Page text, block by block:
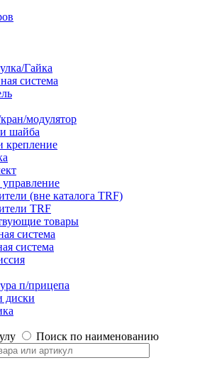
Гайка
система
модулятор
шайба
крепление
управление
(вне каталога TRF)
TRF
товары
система
система
п/прицепа
Поиск по наименованию